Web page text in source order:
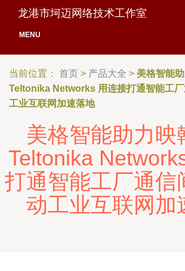
龙港市坷迈网络技术工作室
MENU
当前位置： 首页 > 产品大全 > 美格智能
Teltonika Networks 用连接打通智能工
工业互联网加速落地
美格智能助力映
Teltonika
打通智能工厂通信
动工业互联网加